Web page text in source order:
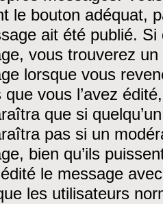
le bouton adéquat,
ait été publié. Si
vous trouverez
lorsque vous
que vous l’avez
que si
pas si un
bien qu’ils
le message
les utilisateurs